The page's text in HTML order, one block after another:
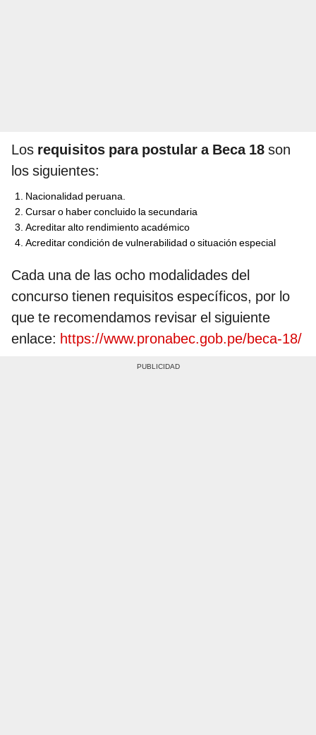
Los requisitos para postular a Beca 18 son
los siguientes:
Nacionalidad peruana.
Cursar o haber concluido la secundaria
Acreditar alto rendimiento académico
Acreditar condición de vulnerabilidad o situación especial
Cada una de las ocho modalidades del
concurso tienen requisitos específicos, por lo
que te recomendamos revisar el siguiente
enlace: https://www.pronabec.gob.pe/beca-18/